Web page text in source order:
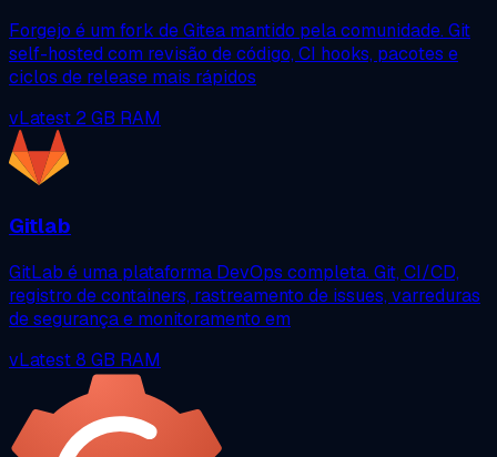
Forgejo é um fork de Gitea mantido pela comunidade. Git
self-hosted com revisão de código, CI hooks, pacotes e
ciclos de release mais rápidos
vLatest 2 GB RAM
Gitlab
GitLab é uma plataforma DevOps completa. Git, CI/CD,
registro de containers, rastreamento de issues, varreduras
de segurança e monitoramento em
vLatest8 GB RAM